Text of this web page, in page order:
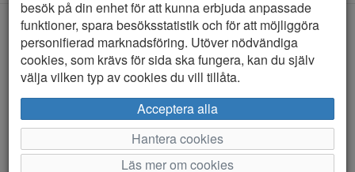
HEM DUFFY
besök på din enhet för att kunna erbjuda anpassade
funktioner, spara besöksstatistik och för att möjliggöra
personifierad marknadsföring. Utöver nödvändiga
cookies, som krävs för sida ska fungera, kan du själv
välja vilken typ av cookies du vill tillåta.
Acceptera alla
Hantera cookies
Läs mer om cookies